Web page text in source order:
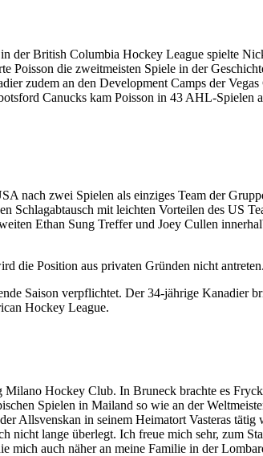
der British Columbia Hockey League spielte
die zweitmeisten Spiele in der
zudem an den Development Camps der
Canucks kam Poisson in 43 AHL-Spielen
nach zwei Spielen als einziges Team der
Schlagabtausch mit leichten Vorteilen des US
Ethan Sung Treffer und Joey Cullen
die Position aus privaten Gründen nicht antreten.
Saison verpflichtet. Der 34-jährige Kanadier
Hockey League.
Hockey Club. In Bruneck brachte es
Spielen in Mailand so wie an der
Allsvenskan in seinem Heimatort Vasteras tätig
lange überlegt. Ich freue mich sehr, zum
mich auch näher an meine Familie in der